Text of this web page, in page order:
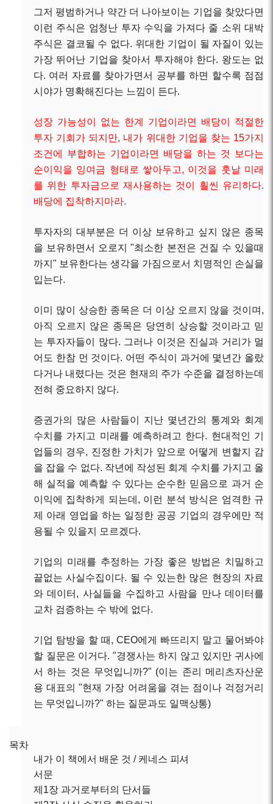
그저 평범하거나 약간 더 나아보이는 기업을 찾았다면
이런 주식은 엄청난 투자 수익을 가져다 줄 소위 대박
주식은 결코될 수 없다. 위대한 기업이 될 자질이 있는
가장 뛰어난 기업을 찾아서 투자해야 한다. 왕도는 없
다. 여러 자료를 찾아가면서 공부를 하면 할수록 점점
시야가 명확해진다는 느낌이 든다.
성장 가능성이 없는 한계 기업이라면 배당이 적절한
투자 기회가 되지만, 내가 위대한 기업을 찾는 15가지
조건에 부합하는 기업이라면 배당을 하는 것 보다는
순이익을 잉여금 형태로 쌓아두고, 이것을 훗날 미래
를 위한 투자금으로 재사용하는 것이 훨씬 유리하다.
배당에 집착하지마라.
투자자의 대부분은 더 이상 보유하고 싶지 않은 종목
을 보유하면서 오로지 "최소한 본전은 건질 수 있을때
까지" 보유한다는 생각을 가짐으로서 치명적인 손실을
입는다.
이미 많이 상승한 종목은 더 이상 오르지 않을 것이며,
아직 오르지 않은 종목은 당연히 상승할 것이라고 믿
는 투자자들이 많다. 그러나 이것은 진실과 거리가 멀
어도 한참 먼 것이다. 어떤 주식이 과거에 몇년간 올랐
다거나 내렸다는 것은 현재의 주가 수준을 결정하는데
전혀 중요하지 않다.
증권가의 많은 사람들이 지난 몇년간의 통계와 회계
수치를 가지고 미래를 예측하려고 한다. 현대적인 기
업들의 경우, 진정한 가치가 앞으로 어떻게 변할지 감
을 잡을 수 없다. 작년에 작성된 회계 수치를 가지고 올
해 실적을 예측할 수 있다는 순수한 믿음으로 과거 순
이익에 집착하게 되는데, 이런 분석 방식은 엄격한 규
제 아래 영업을 하는 일정한 공공 기업의 경우에만 적
용될 수 있을지 모르겠다.
기업의 미래를 추정하는 가장 좋은 방법은 치밀하고
끝없는 사실수집이다. 될 수 있는한 많은 현장의 자료
와 데이터, 사실들을 수집하고 사람을 만나 데이터를
교차 검증하는 수 밖에 없다.
기업 탐방을 할 때, CEO에게 빠뜨리지 말고 물어봐야
할 질문은 이거다. "경쟁사는 하지 않고 있지만 귀사에
서 하는 것은 무엇입니까?" (이는 존리 메리츠자산운
용 대표의 "현재 가장 어려움을 겪는 점이나 걱정거리
는 무엇입니까?" 하는 질문과도 일맥상통)
목차
내가 이 책에서 배운 것 / 케네스 피셔
서문
제1장 과거로부터의 단서들